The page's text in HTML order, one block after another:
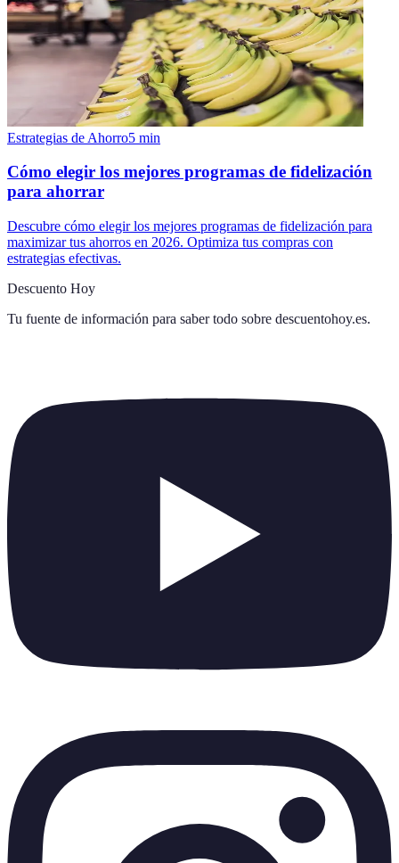
Estrategias de Ahorro5 min
Cómo elegir los mejores programas de fidelización
para ahorrar
Descubre cómo elegir los mejores programas de fidelización para
maximizar tus ahorros en 2026. Optimiza tus compras con
estrategias efectivas.
Descuento Hoy
Tu fuente de información para saber todo sobre descuentohoy.es.